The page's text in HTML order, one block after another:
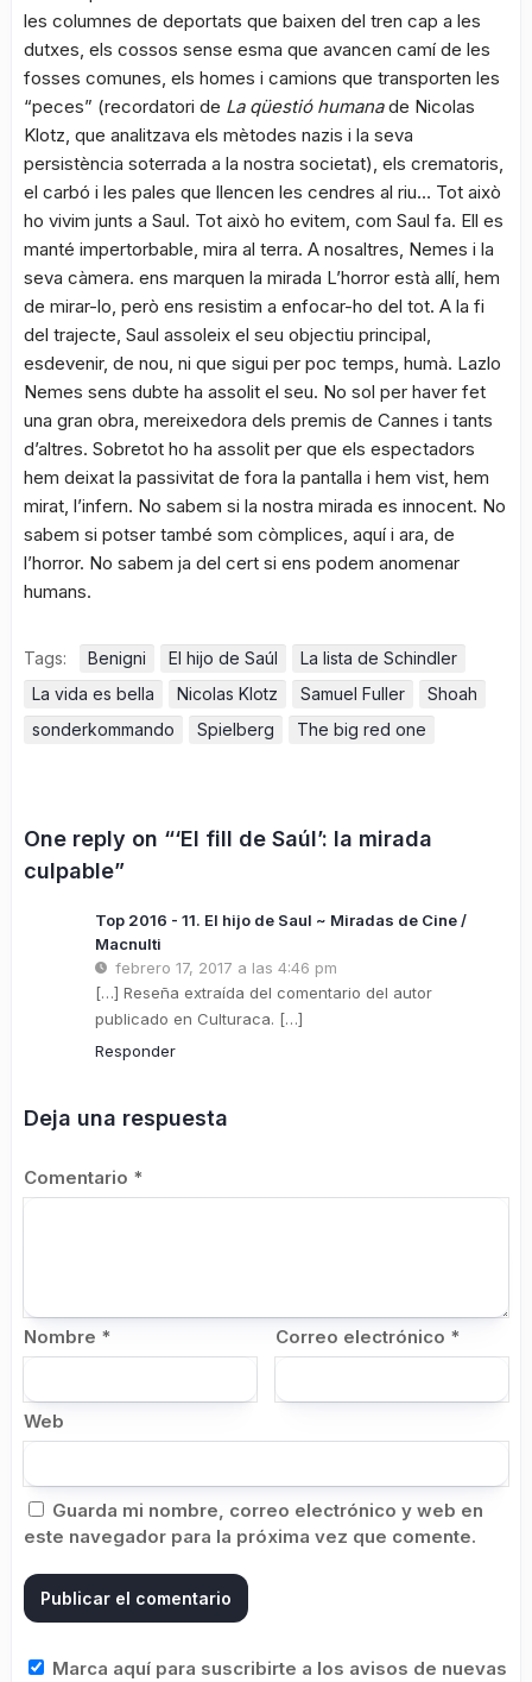
les columnes de deportats que baixen del tren cap a les
dutxes, els cossos sense esma que avancen camí de les
fosses comunes, els homes i camions que transporten les
“peces” (recordatori de La qüestió humanade Nicolas
Klotz, que analitzava els mètodes nazis i la seva
persistència soterrada a la nostra societat), els crematoris,
el carbó i les pales que llencen les cendres al riu… Tot això
ho vivim junts a Saul. Tot això ho evitem, com Saul fa. Ell es
manté impertorbable, mira al terra. A nosaltres, Nemes i la
seva càmera. ens marquen la mirada L’horror està allí, hem
de mirar-lo, però ens resistim a enfocar-ho del tot. A la fi
del trajecte, Saul assoleix el seu objectiu principal,
esdevenir, de nou, ni que sigui per poc temps, humà. Lazlo
Nemes sens dubte ha assolit el seu. No sol per haver fet
una gran obra, mereixedora dels premis de Cannes i tants
d’altres. Sobretot ho ha assolit per que els espectadors
hem deixat la passivitat de fora la pantalla i hem vist, hem
mirat, l’infern. No sabem si la nostra mirada es innocent. No
sabem si potser també som còmplices, aquí i ara, de
l’horror. No sabem ja del cert si ens podem anomenar
humans.
Tags: Benigni El hijo de Saúl
La lista de Schindler
La vida es bella
Nicolas Klotz Samuel Fuller
Shoah
sonderkommando
Spielberg The big red one
One reply on “‘El fill de Saúl’: la mirada
culpable”
Top 2016 - 11. El hijo de Saul ~ Miradas de Cine /
Macnulti
febrero 17, 2017 a las 4:46 pm
[…] Reseña extraída del comentario del autor
publicado en Culturaca. […]
Responder
Deja una respuesta
Comentario *
Nombre * Correo electrónico *
Web
Guarda mi nombre, correo electrónico y web en
este navegador para la próxima vez que comente.
Marca aquí para suscribirte a los avisos de nuevas